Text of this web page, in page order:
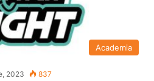
Academia
2023 837